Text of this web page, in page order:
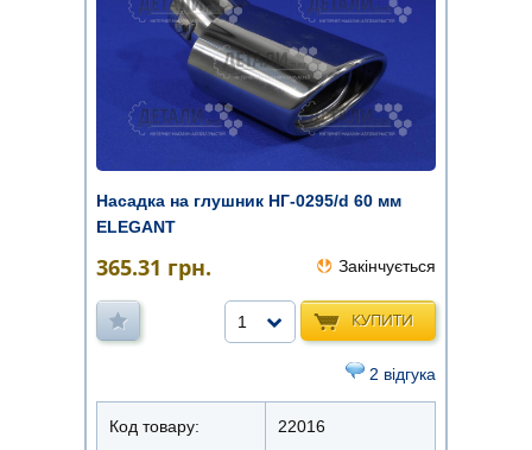
Насадка на глушник НГ-0295/d 60 мм
ELEGANT
365.31 грн. Закінчується
КУПИТИ
1
2 відгука
Код товару: 22016